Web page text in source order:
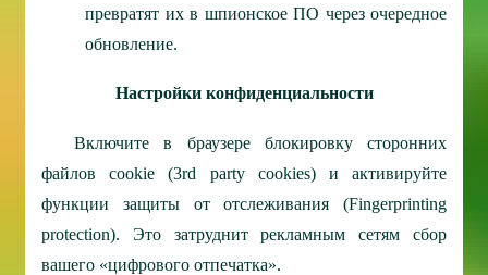
превратят их в шпионское ПО через очередное
обновление.
Настройки конфиденциальности
Включите в браузере блокировку сторонних
файлов cookie (3rd party cookies) и активируйте
функции защиты от отслеживания (Fingerprinting
protection). Это затруднит рекламным сетям сбор
вашего «цифрового отпечатка».